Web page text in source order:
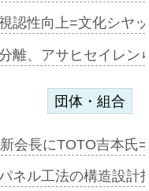
認性向上=文化シヤ
離、アサヒセイレ
団体・組合
会長にTOTO吉本氏
ネル工法の構造設